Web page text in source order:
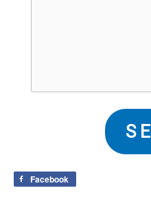
S
Facebook